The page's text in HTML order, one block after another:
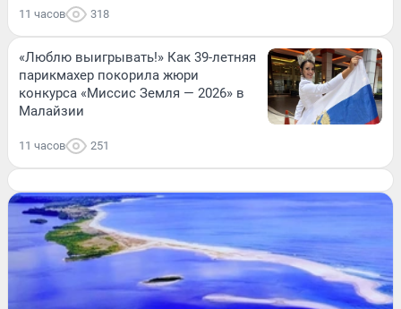
11 часов 318
«Люблю выигрывать!» Как 39-летняя
парикмахер покорила жюри
конкурса «Миссис Земля — 2026» в
Малайзии
11 часов 251